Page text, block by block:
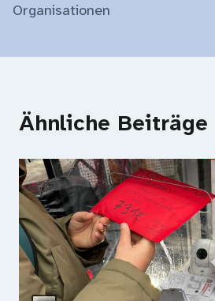
Organisationen
Ähnliche Beiträge